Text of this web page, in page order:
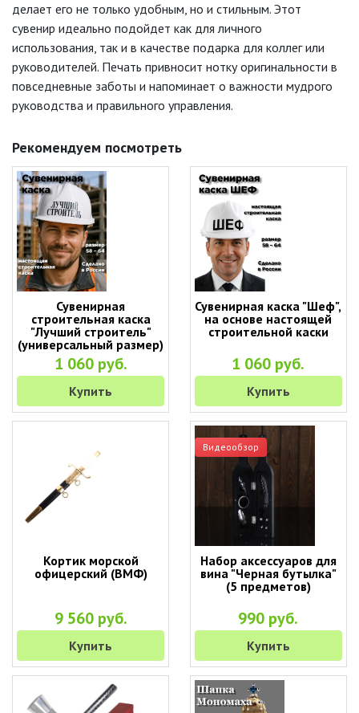
делает его не только удобным, но и стильным. Этот
сувенир идеально подойдет как для личного
использования, так и в качестве подарка для коллег или
руководителей. Печать привносит нотку оригинальности в
повседневные заботы и напоминает о важности мудрого
руководства и правильного управления.
Рекомендуем посмотреть
Сувенирная
строительная каска
"Лучший строитель"
(универсальный размер)
1 060 руб.
Купить
Сувенирная каска "Шеф",
на основе настоящей
строительной каски
1 060 руб.
Купить
Кортик морской
офицерский (ВМФ)
9 560 руб.
Купить
Видеообзор
Набор аксессуаров для
вина "Черная бутылка"
(5 предметов)
990 руб.
Купить